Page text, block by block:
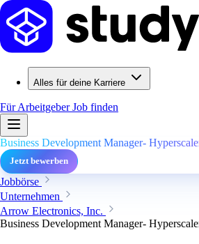
Alles für deine Karriere
Für ArbeitgeberJob finden
Business Development Manager-
Jetzt bewerben
Jobbörse
Unternehmen
Arrow Electronics, Inc.
Business Development Manager-